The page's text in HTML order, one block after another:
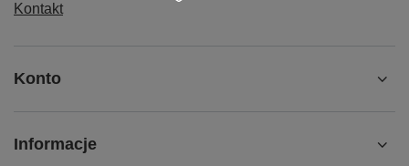
Kontakt
Konto
Informacje